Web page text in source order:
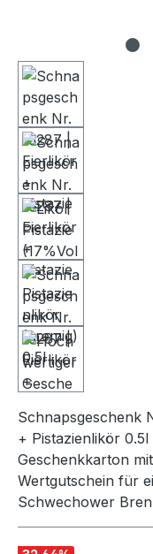
Schnapsgeschenk
+ Pistazienlikör
Geschenkkarton
Wertgutschein für
Schwechower